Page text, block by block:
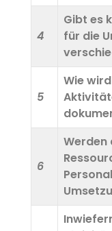
4
Gibt es
für die
5
Wie
6
Werden